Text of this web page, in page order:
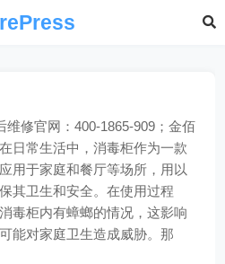
维修官网：400-1865-909；金佰
日常生活中，消毒柜作为一款
用于家庭和餐厅等场所，用以
其卫生和安全。在使用过程
毒柜内有蟑螂的情况，这影响
能对家庭卫生造成威胁。那